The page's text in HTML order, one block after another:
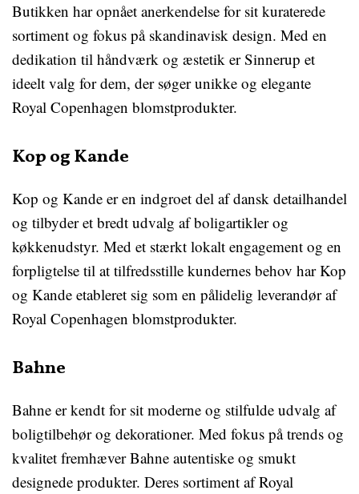
Butikken har opnået anerkendelse for sit kuraterede
sortiment og fokus på skandinavisk design. Med en
dedikation til håndværk og æstetik er Sinnerup et
ideelt valg for dem, der søger unikke og elegante
Royal Copenhagen blomstprodukter.
Kop og Kande
Kop og Kande er en indgroet del af dansk detailhandel
og tilbyder et bredt udvalg af boligartikler og
køkkenudstyr. Med et stærkt lokalt engagement og en
forpligtelse til at tilfredsstille kundernes behov har Kop
og Kande etableret sig som en pålidelig leverandør af
Royal Copenhagen blomstprodukter.
Bahne
Bahne er kendt for sit moderne og stilfulde udvalg af
boligtilbehør og dekorationer. Med fokus på trends og
kvalitet fremhæver Bahne autentiske og smukt
designede produkter. Deres sortiment af Royal